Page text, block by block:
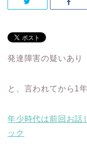
発達障害の疑いあり
と、言われてから1
年少時代は前回お話
ック